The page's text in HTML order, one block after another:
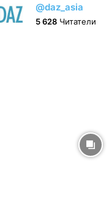
@daz_asia
5 628 Читатели